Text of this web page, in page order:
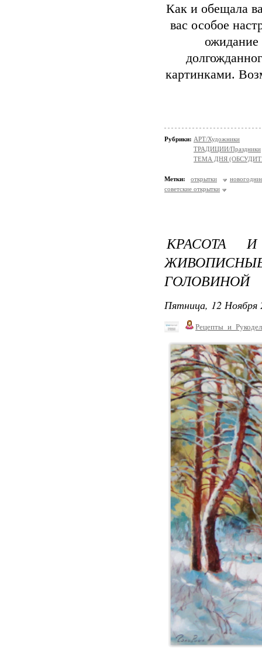
Как и обещала
вас особое
ожидание
картинками.
Рубрики: АРТ/Художники
ТРАДИЦИИ/Праздники
ТЕМА ДНЯ
Метки: открытки
советские открытки
КРАСОТА
ГОЛОВИНОЙ
Пятница, 12 Ноября